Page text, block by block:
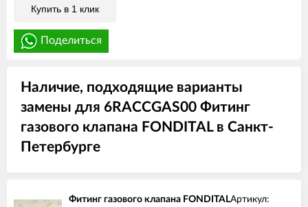
Купить в 1 клик
Поделиться
Наличие, подходящие варианты
замены для 6RACCGAS00 Фитинг
газового клапана FONDITAL в Санкт-
Петербурге
Фитинг газового клапана FONDITALАртикул: